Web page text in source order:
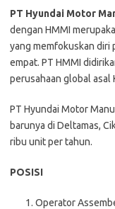
PT Hyundai Motor
dengan HMMI
yang memfokuskan diri
empat. PT HMMI
perusahaan global asal
PT Hyundai Motor
barunya di Deltamas,
ribu unit per tahun.
POSISI
Operator